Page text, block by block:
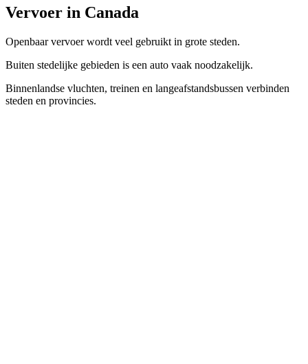
Vervoer in Canada
Openbaar vervoer wordt veel gebruikt in grote steden.
Buiten stedelijke gebieden is een auto vaak noodzakelijk.
Binnenlandse vluchten, treinen en langeafstandsbussen verbinden
steden en provincies.